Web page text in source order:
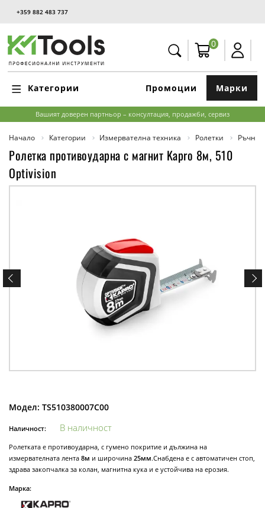
+359 882 483 737
0
Категории Марки
Промоции
Вашият доверен партньор – консултация, продажби, сервиз
Начало Категории Измервателна техника Ролетки Ръчни
Ролетка противоударна с магнит Kapro 8м, 510
Optivision
Модел: TS510380007C00
Наличност: В наличност
Ролетката е противоударна, с гумено покритие и дължина на
измервателната лента 8м и широчина 25мм.Снабдена е с автоматичен стоп,
здрава закопчалка за колан, магнитна кука и е устойчива на ерозия.
Марка: